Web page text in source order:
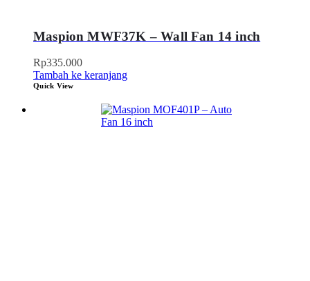
Maspion MWF37K – Wall Fan 14 inch
Rp335.000
Tambah ke keranjang
Quick View